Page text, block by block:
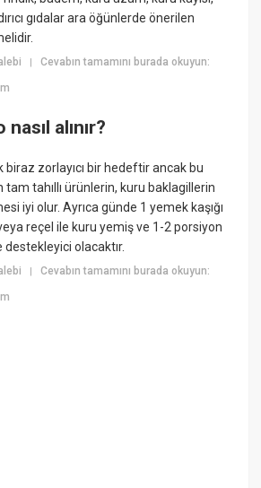
gıdalar ara öğünlerde önerilen
|Cevabın tamamını burada okuyun:
alınır?
biraz zorlayıcı bir hedeftir ancak bu
tahıllı ürünlerin, kuru baklagillerin
iyi olur. Ayrıca günde 1 yemek kaşığı
reçel ile kuru yemiş ve 1-2 porsiyon
olacaktır.
|Cevabın tamamını burada okuyun: